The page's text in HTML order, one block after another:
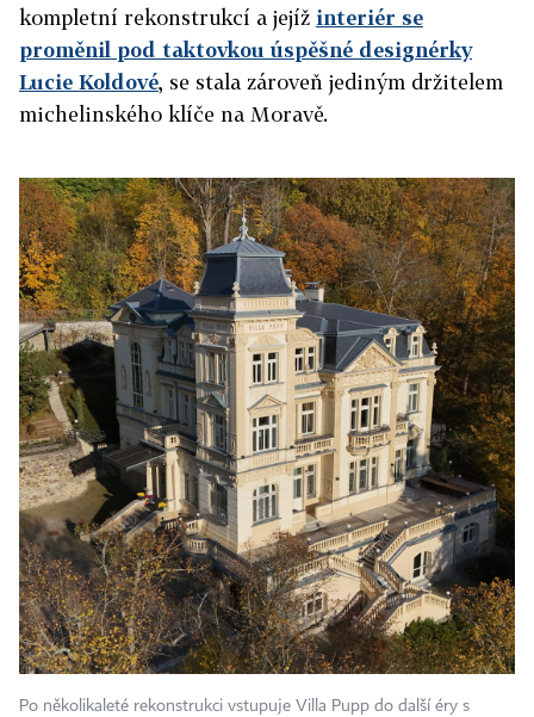
kompletní rekonstrukcí a jejíž interiér se
proměnil pod taktovkou úspěšné designérky
Lucie Koldové, se stala zároveň jediným držitelem
michelinského klíče na Moravě.
Po několikaleté rekonstrukci vstupuje Villa Pupp do další éry s